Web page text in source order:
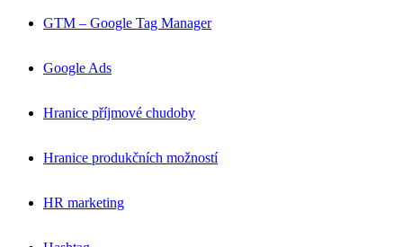
GTM – Google Tag Manager
Google Ads
Hranice příjmové chudoby
Hranice produkčních možností
HR marketing